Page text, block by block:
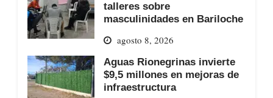
talleres sobre
masculinidades en Bariloche
agosto 8, 2026
Aguas Rionegrinas invierte
$9,5 millones en mejoras de
infraestructura